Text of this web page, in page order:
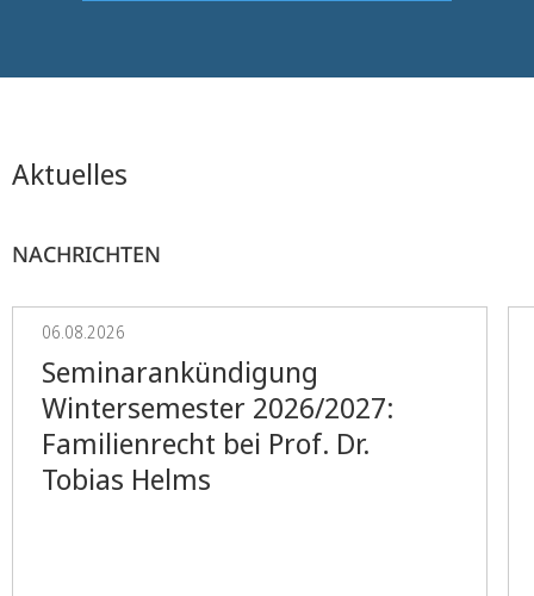
Aktuelles
NACHRICHTEN
06.08.2026
Seminarankündigung
Wintersemester 2026/2027:
Familienrecht bei Prof. Dr.
Tobias Helms